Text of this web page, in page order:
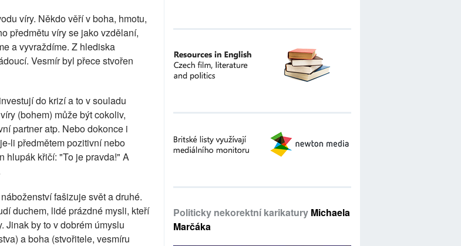
víry. Někdo věří v boha, hmotu,
předmětu víry se jako vzdělaní,
a vyvraždíme. Z hlediska
Vesmír byl přece stvořen
do krizí a to v souladu
(bohem) může být cokoliv,
partner atp. Nebo dokonce i
li předmětem pozitivní nebo
hlupák křičí: "To je pravda!" A
fašizuje svět a druhé.
duchem, lidé prázdné mysli, kteří
Jinak by to v dobrém úmyslu
a boha (stvořitele, vesmíru
Politicky nekorektní karikatury Michaela
Marčáka